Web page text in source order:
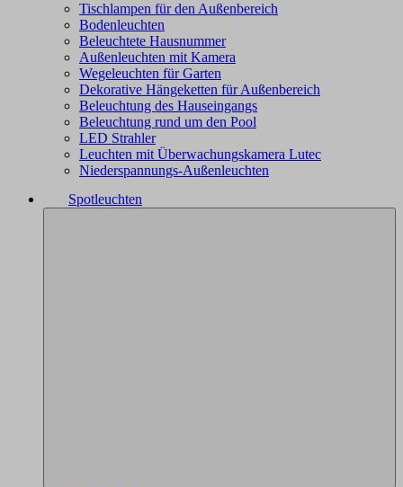
Tischlampen für den Außenbereich
Bodenleuchten
Beleuchtete Hausnummer
Außenleuchten mit Kamera
Wegeleuchten für Garten
Dekorative Hängeketten für Außenbereich
Beleuchtung des Hauseingangs
Beleuchtung rund um den Pool
LED Strahler
Leuchten mit Überwachungskamera Lutec
Niederspannungs-Außenleuchten
Spotleuchten